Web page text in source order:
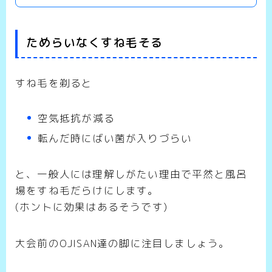
ためらいなくすね毛そる
すね毛を剃ると
空気抵抗が減る
転んだ時にばい菌が入りづらい
と、一般人には理解しがたい理由で平然と風呂
場をすね毛だらけにします。
(ホントに効果はあるそうです)
大会前のOJISAN達の脚に注目しましょう。